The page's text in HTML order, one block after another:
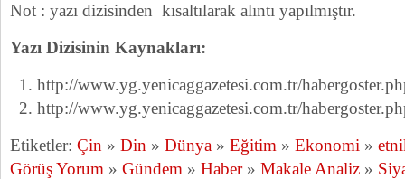
Not : yazı dizisinden kısaltılarak alıntı yapılmıştır.
Yazı Dizisinin Kaynakları:
http://www.yg.yenicaggazetesi.com.tr/
http://www.yg.yenicaggazetesi.com.tr/
Etiketler: Çin » Din » Dünya » Eğitim » Ekonomi »
Görüş Yorum » Gündem » Haber» Makale Analiz »